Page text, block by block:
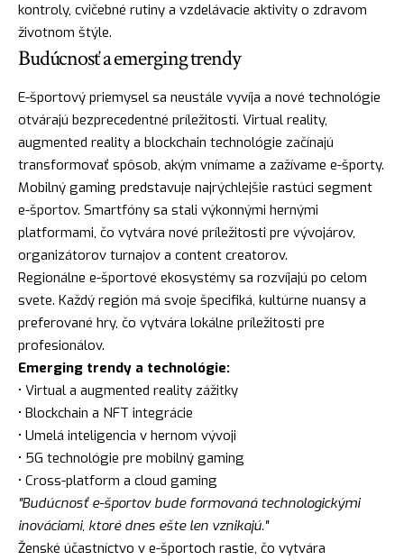
kontroly, cvičebné rutiny a vzdelávacie aktivity o zdravom
životnom štýle.
Budúcnosť a emerging trendy
E-športový priemysel sa neustále vyvíja a nové technológie
otvárajú bezprecedentné príležitosti. Virtual reality,
augmented reality a blockchain technológie začínajú
transformovať spôsob, akým vnímame a zažívame e-športy.
Mobilný gaming predstavuje najrýchlejšie rastúci segment
e-športov. Smartfóny sa stali výkonnými hernými
platformami, čo vytvára nové príležitosti pre vývojárov,
organizátorov turnajov a content creatorov.
Regionálne e-športové ekosystémy sa rozvíjajú po celom
svete. Každý región má svoje špecifiká, kultúrne nuansy a
preferované hry, čo vytvára lokálne príležitosti pre
profesionálov.
Emerging trendy a technológie:
• Virtual a augmented reality zážitky
• Blockchain a NFT integrácie
• Umelá inteligencia v hernom vývoji
• 5G technológie pre mobilný gaming
• Cross-platform a cloud gaming
"Budúcnosť e-športov bude formovaná technologickými
inováciami, ktoré dnes ešte len vznikajú."
Ženské účastníctvo v e-športoch rastie, čo vytvára